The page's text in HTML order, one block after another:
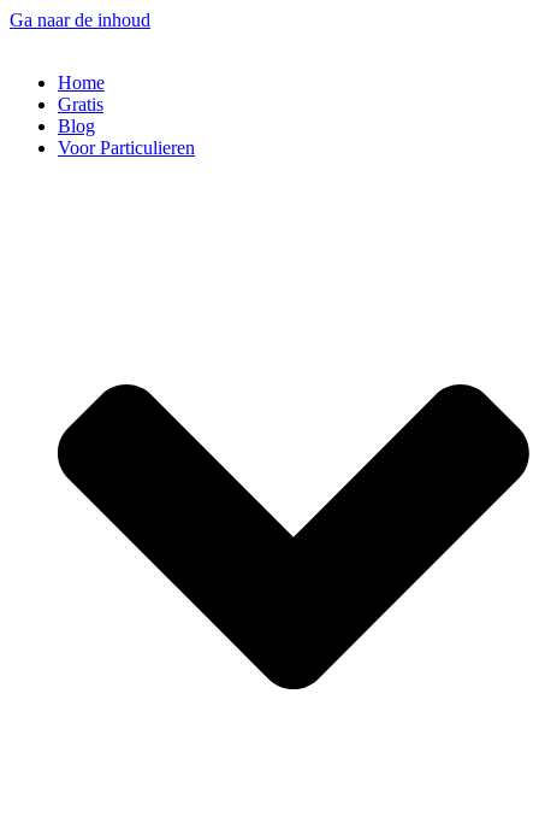
Ga naar de inhoud
Home
Gratis
Blog
Voor Particulieren